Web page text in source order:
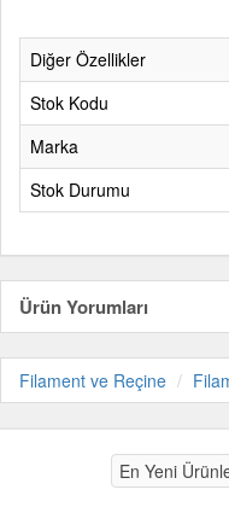
Diğer Özellikler
Stok Kodu
Marka
Stok Durumu
Ürün Yorumları
Filament ve Reçine
En Yeni